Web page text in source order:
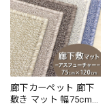
廊下カーペット 廊下
敷き マット 幅75cm×